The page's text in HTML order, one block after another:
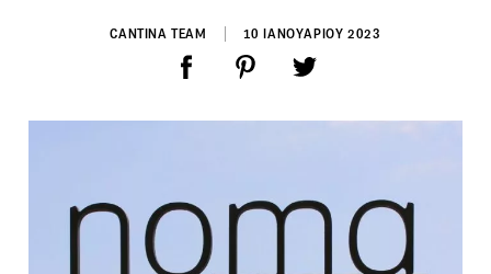
CANTINA TEAM 10 ΙΑΝΟΥΑΡΙΟΥ 2023